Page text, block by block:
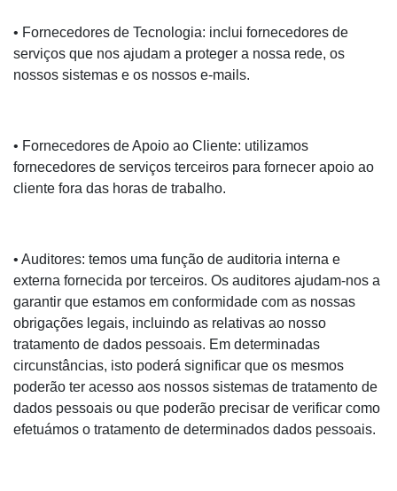
• Fornecedores de Tecnologia: inclui fornecedores de
serviços que nos ajudam a proteger a nossa rede, os
nossos sistemas e os nossos e-mails.
• Fornecedores de Apoio ao Cliente: utilizamos
fornecedores de serviços terceiros para fornecer apoio ao
cliente fora das horas de trabalho.
• Auditores: temos uma função de auditoria interna e
externa fornecida por terceiros. Os auditores ajudam-nos a
garantir que estamos em conformidade com as nossas
obrigações legais, incluindo as relativas ao nosso
tratamento de dados pessoais. Em determinadas
circunstâncias, isto poderá significar que os mesmos
poderão ter acesso aos nossos sistemas de tratamento de
dados pessoais ou que poderão precisar de verificar como
efetuámos o tratamento de determinados dados pessoais.